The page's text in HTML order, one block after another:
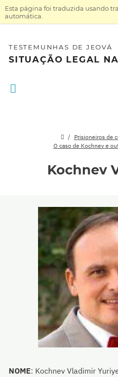
Esta página foi traduzida usando
automática.
TESTEMUNHAS DE JEOVÁ
SITUAÇÃO LEGAL
Prisioneiros de
O caso de Kochnev e
Kochnev
NOME: Kochnev Vladimir